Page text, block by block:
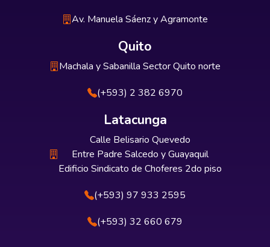
Av. Manuela Sáenz y Agramonte
Quito
Machala y Sabanilla Sector Quito norte
(+593) 2 382 6970
Latacunga
Calle Belisario Quevedo
Entre Padre Salcedo y Guayaquil
Edificio Sindicato de Choferes 2do piso
(+593) 97 933 2595
(+593) 32 660 679